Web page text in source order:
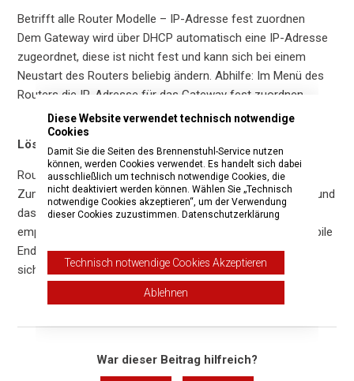
Betrifft alle Router Modelle – IP-Adresse fest zuordnen
Dem Gateway wird über DHCP automatisch eine IP-Adresse
zugeordnet, diese ist nicht fest und kann sich bei einem
Neustart des Routers beliebig ändern. Abhilfe: Im Menü des
Routers die IP-Adresse für das Gateway fest zuordnen.
Lösung 3:
Router mit WLAN 2.4 und 5 GHz
Zum Betrieb des Gateways muss zwingend das Gateway und
das mobile Endgerät im 2,4 GHz Netz befinden. Wir
empfehlen das 5 GHz Netz abzuschalten, da sich das mobile
Endgerät nicht mit dem Gateway verbinden kann, wenn es
sich im 5 GHz Netz befindet.
War dieser Beitrag hilfreich?
Diese Website verwendet technisch notwendige
Cookies
Damit Sie die Seiten des Brennenstuhl-Service nutzen
können, werden Cookies verwendet. Es handelt sich dabei
ausschließlich um technisch notwendige Cookies, die
nicht deaktiviert werden können. Wählen Sie „Technisch
notwendige Cookies akzeptieren“, um der Verwendung
dieser Cookies zuzustimmen. Datenschutzerklärung
Technisch notwendige Cookies Akzeptieren
Ablehnen